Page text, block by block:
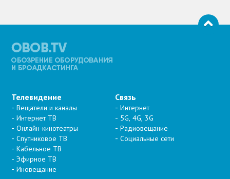
Телевидение
Вещатели и каналы
Интернет ТВ
Онлайн-кинотеатры
Спутниковое ТВ
Кабельное ТВ
Эфирное ТВ
Иновещание
Связь
Интернет
5G, 4G, 3G
Радиовещание
Социальные сети